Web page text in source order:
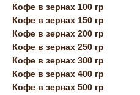
Кофе в зернах 100 гр
Кофе в зернах 150 гр
Кофе в зернах 200 гр
Кофе в зернах 250 гр
Кофе в зернах 300 гр
Кофе в зернах 400 гр
Кофе в зернах 500 гр